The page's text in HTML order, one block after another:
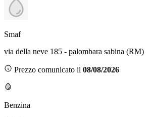
Smaf
via della neve 185 - palombara sabina (RM)
Prezzo comunicato il 08/08/2026
Benzina